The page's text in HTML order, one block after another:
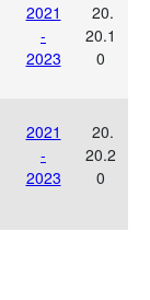
2021
-
2023
20.
20.1
0
2021
-
2023
20.
20.2
0